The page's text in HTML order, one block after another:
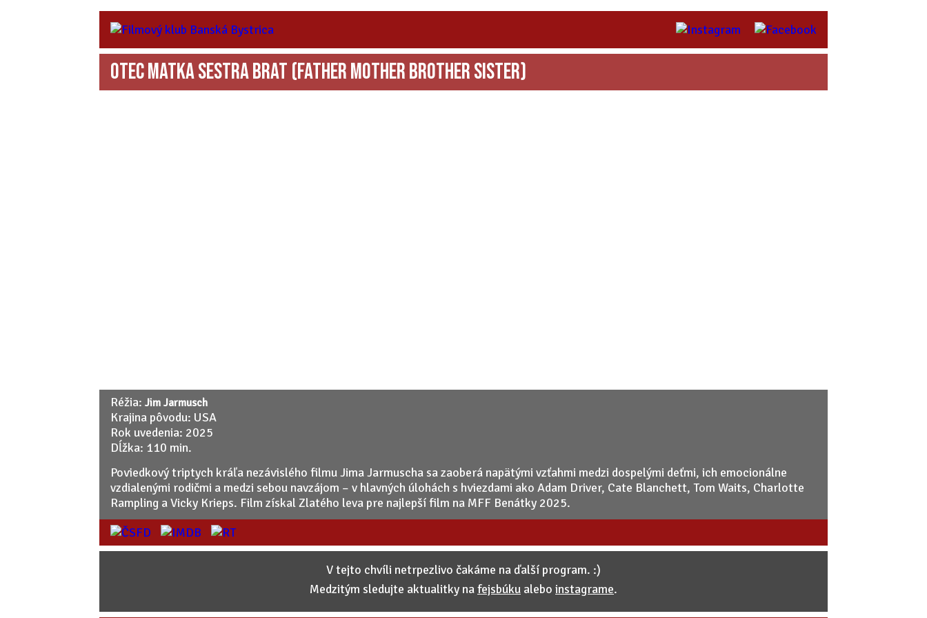
Otec matka sestra brat (Father Mother Brother Sister)
Réžia: Jim Jarmusch
Krajina pôvodu: USA
Rok uvedenia: 2025
Dĺžka: 110 min.
Poviedkový triptych kráľa nezávislého filmu Jima Jarmuscha sa zaoberá napätými vzťahmi medzi dospelými deťmi, ich emocionálne
vzdialenými rodičmi a medzi sebou navzájom – v hlavných úlohách s hviezdami ako Adam Driver, Cate Blanchett, Tom Waits, Charlotte
Rampling a Vicky Krieps. Film získal Zlatého leva pre najlepší film na MFF Benátky 2025.
V tejto chvíli netrpezlivo čakáme na ďalší program. :)
Medzitým sledujte aktualitky nafejsbúku alebo instagrame.